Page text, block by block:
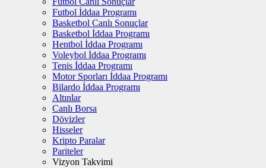
Futbol İddaa Programı
Basketbol Canlı Sonuçlar
Basketbol İddaa Programı
Hentbol İddaa Programı
Voleybol İddaa Programı
Tenis İddaa Programı
Motor Sporları İddaa Programı
Bilardo İddaa Programı
Altınlar
Canlı Borsa
Dövizler
Hisseler
Kripto Paralar
Pariteler
Vizyon Takvimi